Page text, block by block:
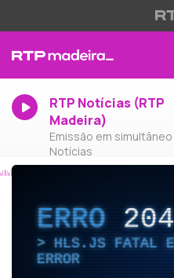
RTP Notícias (RTP
Madeira)
Emissão em
Notícias
ERRO204
HLS.JS FATAL
ERROR